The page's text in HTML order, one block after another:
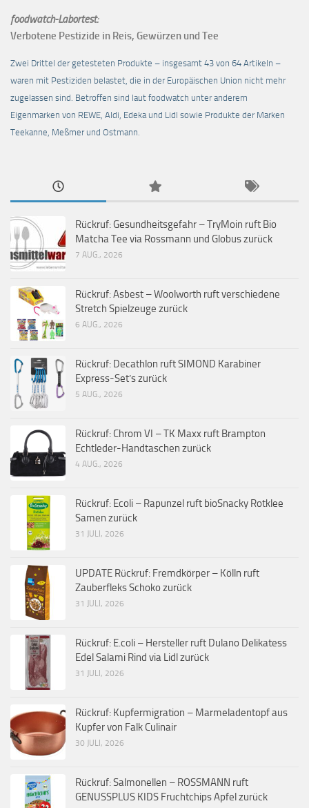
foodwatch-Labortest:
Verbotene Pestizide in Reis, Gewürzen und Tee
Zwei Drittel der getesteten Produkte – insgesamt 43 von 64 Artikeln –
waren mit Pestiziden belastet, die in der Europäischen Union nicht mehr
zugelassen sind. Betroffen sind laut foodwatch unter anderem
Eigenmarken von REWE, Aldi, Edeka und Lidl sowie Produkte der Marken
Teekanne, Meßmer und Ostmann.
Rückruf: Gesundheitsgefahr – TryMoin ruft Bio
Matcha Tee via Rossmann und Globus zurück
7 AUG., 2026
Rückruf: Asbest – Woolworth ruft verschiedene
Stretch Spielzeuge zurück
6 AUG., 2026
Rückruf: Decathlon ruft SIMOND Karabiner
Express-Set’s zurück
5 AUG., 2026
Rückruf: Chrom VI – TK Maxx ruft Brampton
Echtleder-Handtaschen zurück
4 AUG., 2026
Rückruf: Ecoli – Rapunzel ruft bioSnacky Rotklee
Samen zurück
31 JULI, 2026
UPDATE Rückruf: Fremdkörper – Kölln ruft
Zauberfleks Schoko zurück
31 JULI, 2026
Rückruf: E.coli – Hersteller ruft Dulano Delikatess
Edel Salami Rind via Lidl zurück
31 JULI, 2026
Rückruf: Kupfermigration – Marmeladentopf aus
Kupfer von Falk Culinair
30 JULI, 2026
Rückruf: Salmonellen – ROSSMANN ruft
GENUSSPLUS KIDS Fruchtchips Apfel zurück